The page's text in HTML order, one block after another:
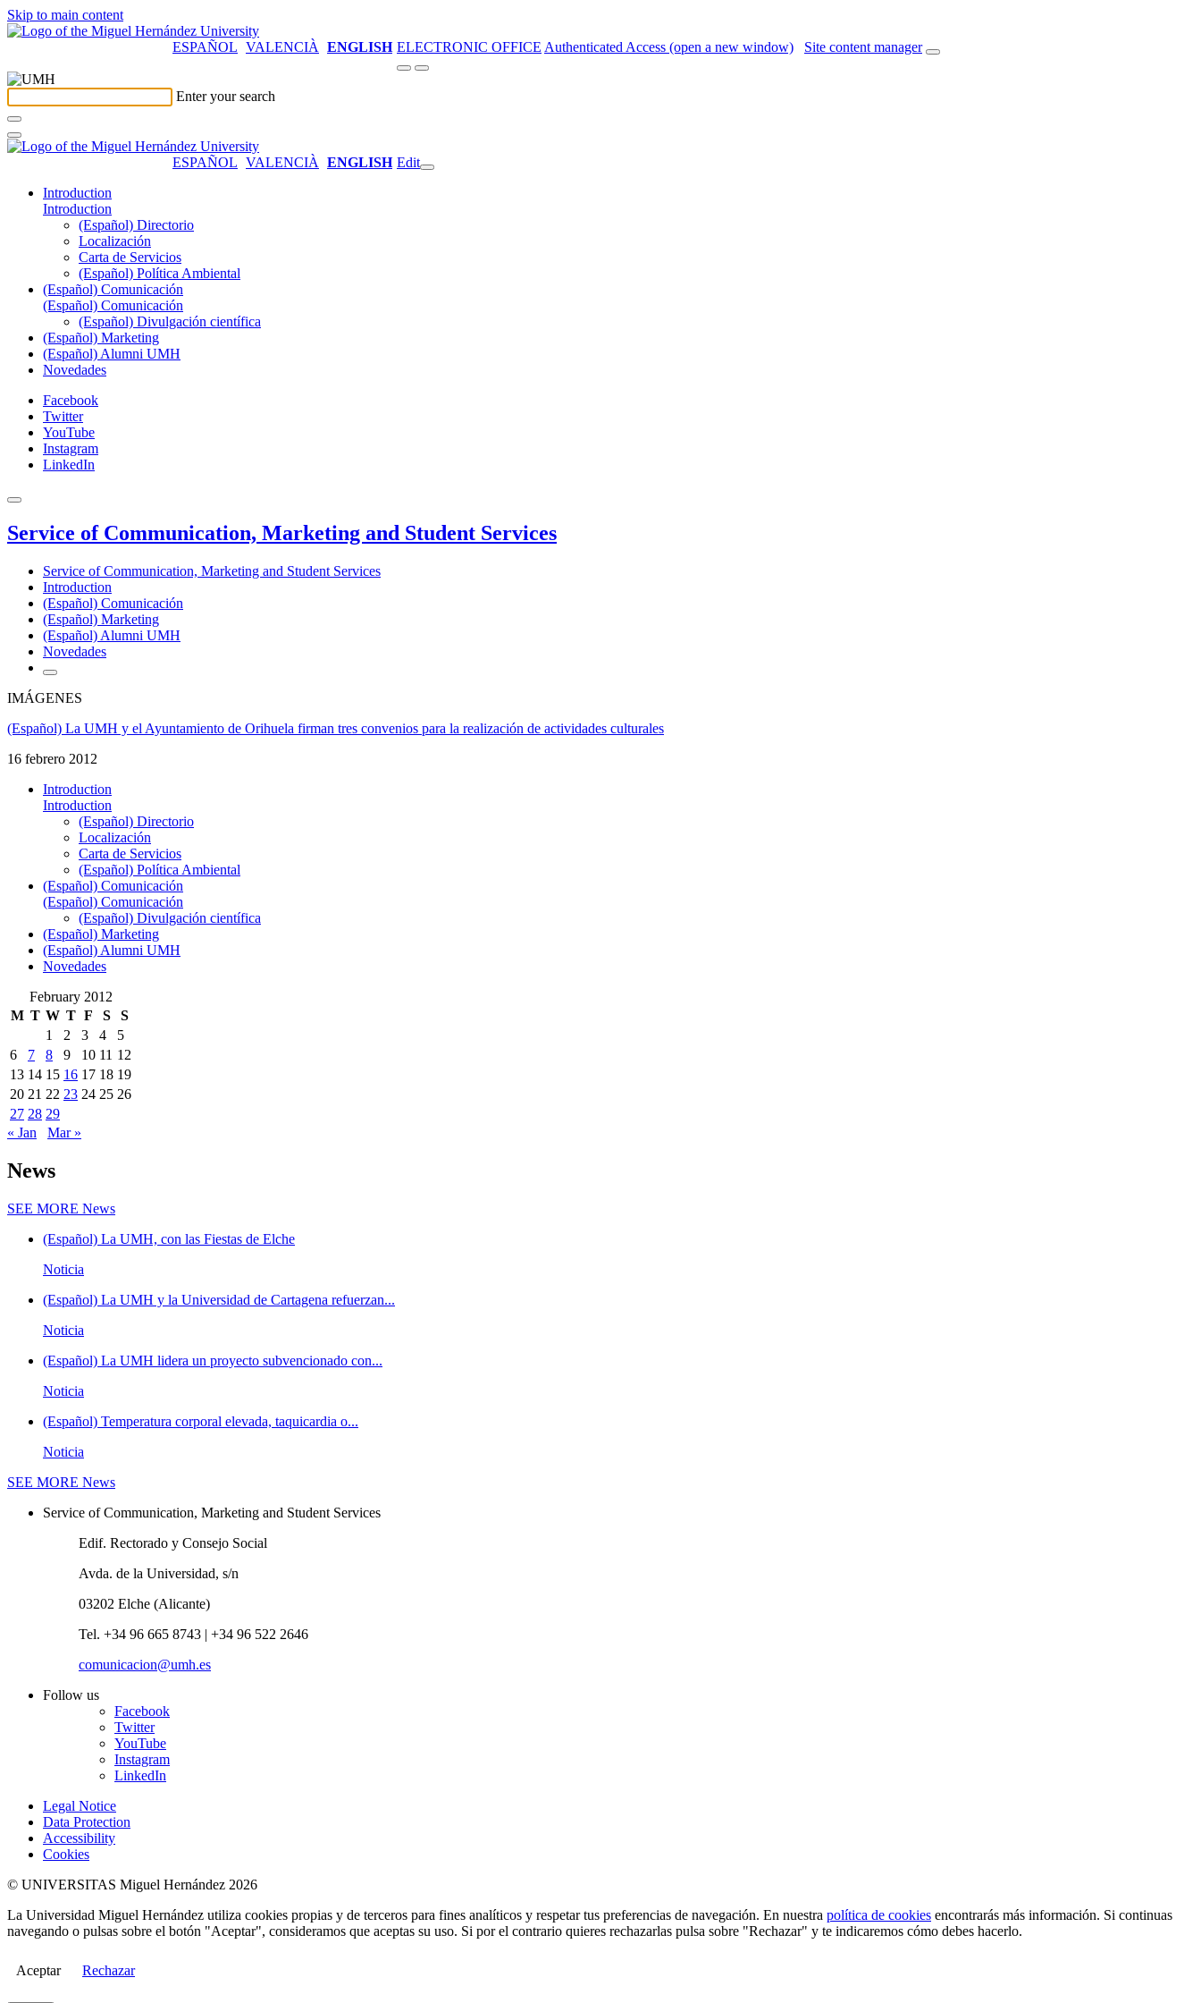
Skip to main content
ESPAÑOL VALENCIÀ ENGLISH ELECTRONIC OFFICE Authenticated Access (open a new window) Site content manager
Enter your search
ESPAÑOL VALENCIÀ ENGLISH Edit
Introduction
Introduction
(Español) Directorio
Localización
Carta de Servicios
(Español) Política Ambiental
(Español) Comunicación
(Español) Comunicación
(Español) Divulgación científica
(Español) Marketing
(Español) Alumni UMH
Novedades
Facebook
Twitter
YouTube
Instagram
LinkedIn
Service of Communication, Marketing and Student Services
Service of Communication, Marketing and Student Services
Introduction
(Español) Comunicación
(Español) Marketing
(Español) Alumni UMH
Novedades
IMÁGENES
(Español) La UMH y el Ayuntamiento de Orihuela firman tres convenios para la realización de actividades culturales
16 febrero 2012
Introduction
Introduction
(Español) Directorio
Localización
Carta de Servicios
(Español) Política Ambiental
(Español) Comunicación
(Español) Comunicación
(Español) Divulgación científica
(Español) Marketing
(Español) Alumni UMH
Novedades
February 2012
M T W T F S
S
1
2 3 4
5
6
7 8 9 10 11 12
13 14 15 16 17 18 19
20 21 22 23 24 25 26
27 28 29
« Jan
Mar »
News
SEE MORE News
(Español) La UMH, con las Fiestas de Elche
Noticia
(Español) La UMH y la Universidad de Cartagena refuerzan...
Noticia
(Español) La UMH lidera un proyecto subvencionado con...
Noticia
(Español) Temperatura corporal elevada, taquicardia o...
Noticia
SEE MORE News
Service of Communication, Marketing and Student Services
Edif. Rectorado y Consejo Social
Avda. de la Universidad, s/n
03202 Elche (Alicante)
Tel. +34 96 665 8743 | +34 96 522 2646
comunicacion@umh.es
Follow us
Facebook
Twitter
YouTube
Instagram
LinkedIn
Legal Notice
Data Protection
Accessibility
Cookies
© UNIVERSITAS Miguel Hernández 2026
La Universidad Miguel Hernández utiliza cookies propias y de terceros para fines analíticos y respetar tus preferencias de navegación. En nuestra política de cookies encontrarás más información. Si continuas
navegando o pulsas sobre el botón "Aceptar", consideramos que aceptas su uso. Si por el contrario quieres rechazarlas pulsa sobre "Rechazar" y te indicaremos cómo debes hacerlo.
Aceptar Rechazar